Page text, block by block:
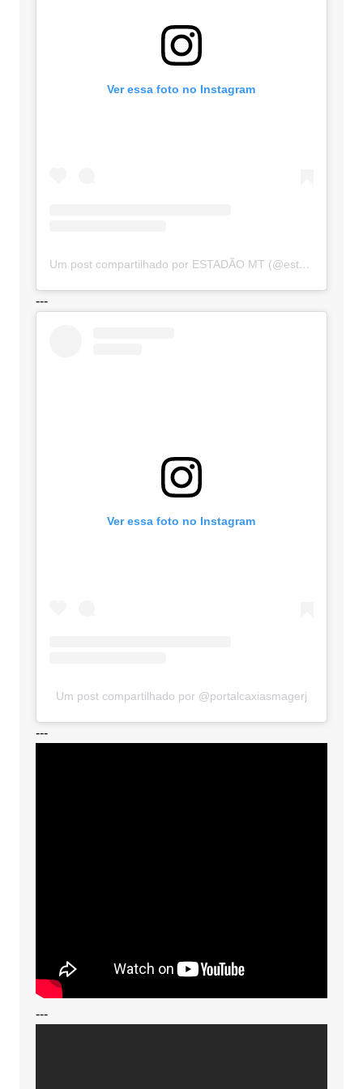
Ver essa foto no Instagram
Um post compartilhado por ESTADÃO MT (@estadaomt)
---
Ver essa foto no Instagram
Um post compartilhado por @portalcaxiasmagerj
---
---